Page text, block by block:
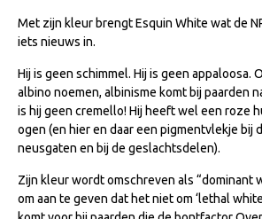
Zoek een NRPS paard
Informatie aan je paard of pony
Onze fokkerij
Fokkerij informatie
Fokprogramma's en registratie
Informatie veulen registratie
Met zijn kleur brengt Esquin White wat de
iets nieuws in.
Hij is geen schimmel. Hij is geen appaloosa.
albino noemen, albinisme komt bij paarden
is hij geen cremello! Hij heeft wel een roze
ogen (en hier en daar een pigmentvlekje bij
neusgaten en bij de geslachtsdelen).
Zijn kleur wordt omschreven als “dominant
om aan te geven dat het niet om ‘lethal